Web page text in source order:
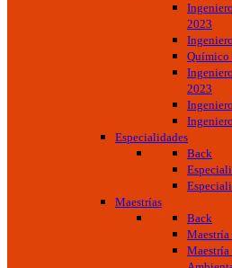
2023
Químico
2023
Especialidades
Back
Maestrías
Back
Maestría